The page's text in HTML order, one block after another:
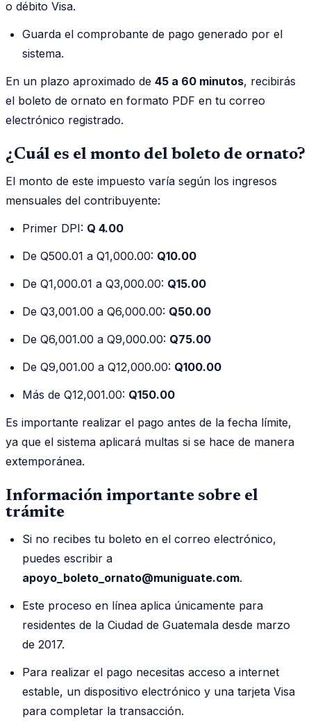
o débito Visa.
Guarda el comprobante de pago generado por el
sistema.
En un plazo aproximado de 45 a 60 minutos, recibirás
el boleto de ornato en formato PDF en tu correo
electrónico registrado.
¿Cuál es el monto del boleto de ornato?
El monto de este impuesto varía según los ingresos
mensuales del contribuyente:
Primer DPI: Q 4.00
De Q500.01 a Q1,000.00: Q10.00
De Q1,000.01 a Q3,000.00: Q15.00
De Q3,001.00 a Q6,000.00: Q50.00
De Q6,001.00 a Q9,000.00: Q75.00
De Q9,001.00 a Q12,000.00: Q100.00
Más de Q12,001.00: Q150.00
Es importante realizar el pago antes de la fecha límite,
ya que el sistema aplicará multas si se hace de manera
extemporánea.
Información importante sobre el
trámite
Si no recibes tu boleto en el correo electrónico,
puedes escribir a
apoyo_boleto_ornato@muniguate.com.
Este proceso en línea aplica únicamente para
residentes de la Ciudad de Guatemala desde marzo
de 2017.
Para realizar el pago necesitas acceso a internet
estable, un dispositivo electrónico y una tarjeta Visa
para completar la transacción.